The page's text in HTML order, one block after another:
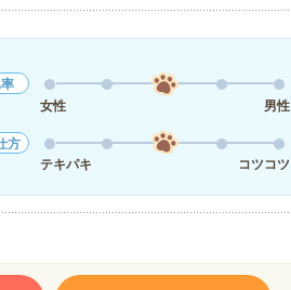
女性
男性
方
テキパキ
コツコツ